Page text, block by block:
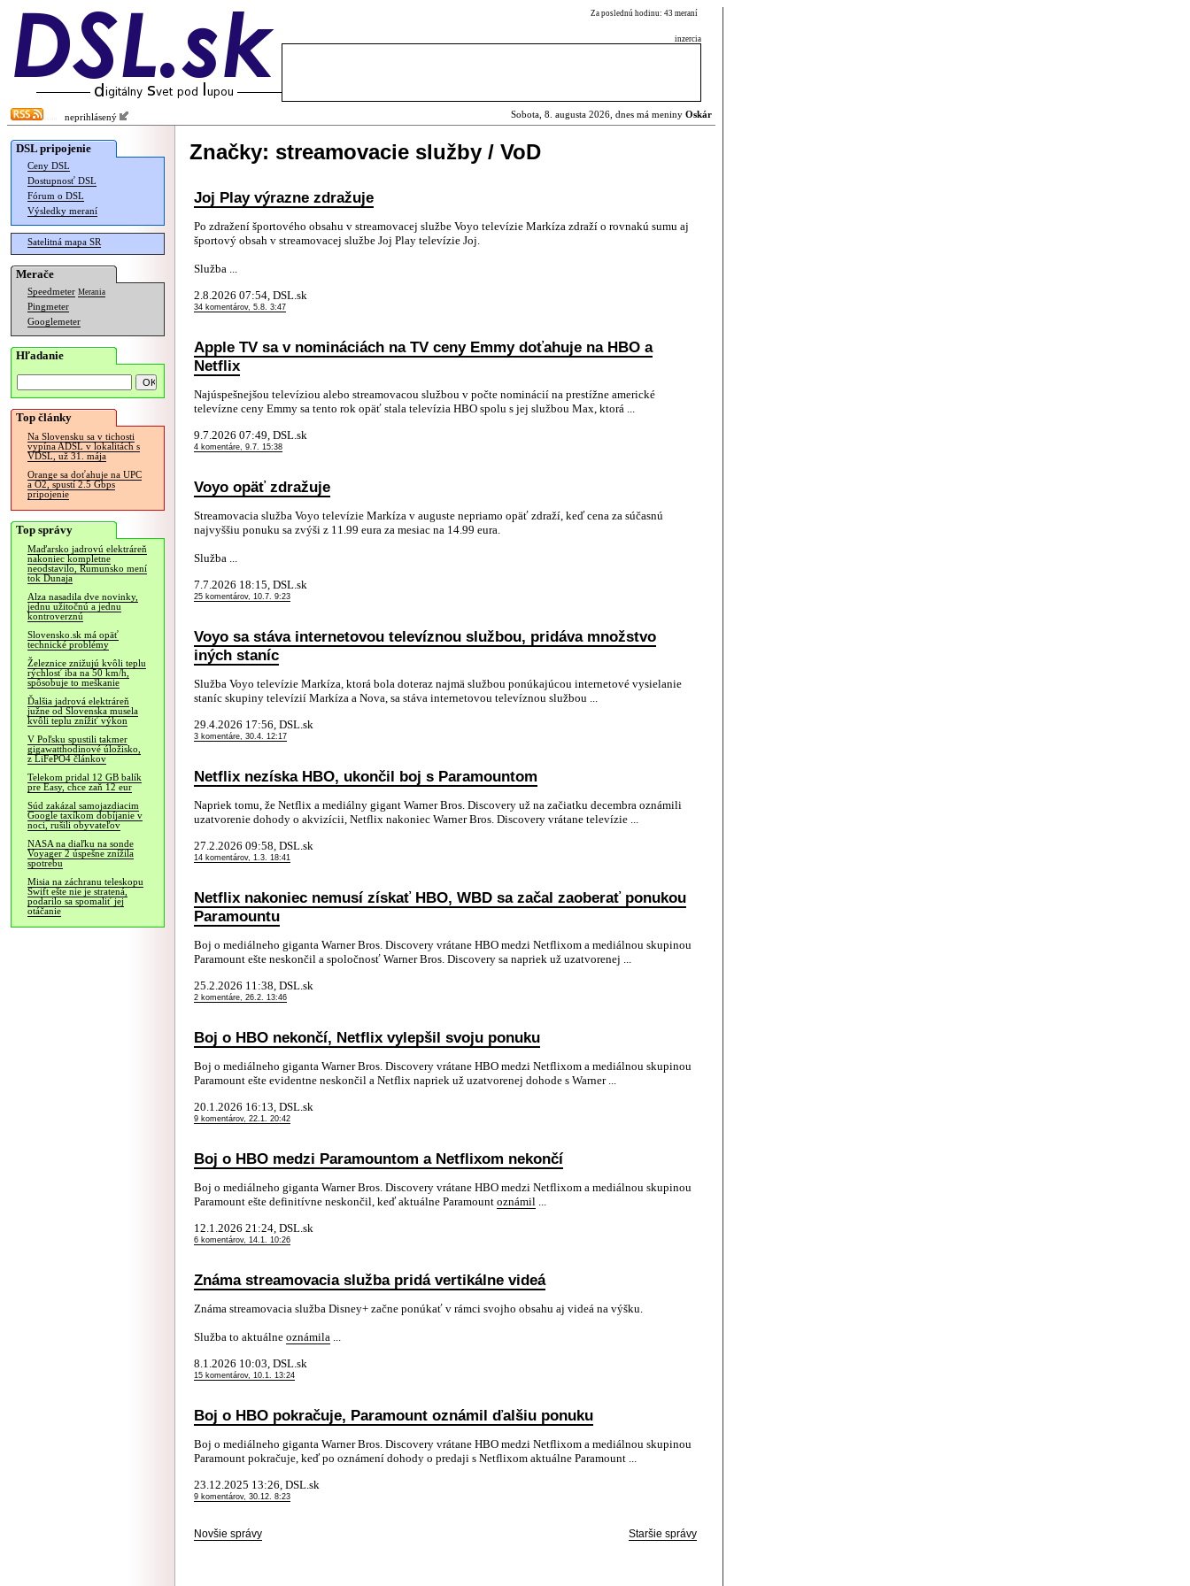
Za poslednú hodinu: 43 meraní
inzercia
neprihlásený Sobota, 8. augusta 2026, dnes má meniny Oskár
DSL pripojenie
Ceny DSL
Dostupnosť DSL
Fórum o DSL
Výsledky meraní
Satelitná mapa SR
Merače
Speedmeter Merania
Pingmeter
Googlemeter
Hľadanie
Top články
Na Slovensku sa v tichosti
vypína ADSL v lokalitách s
VDSL, už 31. mája
Orange sa doťahuje na UPC
a O2, spustí 2.5 Gbps
pripojenie
Top správy
Maďarsko jadrovú elektráreň
nakoniec kompletne
neodstavilo, Rumunsko mení
tok Dunaja
Alza nasadila dve novinky,
jednu užitočnú a jednu
kontroverznú
Slovensko.sk má opäť
technické problémy
Železnice znižujú kvôli teplu
rýchlosť iba na 50 km/h,
spôsobuje to meškanie
Ďalšia jadrová elektráreň
južne od Slovenska musela
kvôli teplu znížiť výkon
V Poľsku spustili takmer
gigawatthodinové úložisko,
z LiFePO4 článkov
Telekom pridal 12 GB balík
pre Easy, chce zaň 12 eur
Súd zakázal samojazdiacim
Google taxíkom dobíjanie v
noci, rušili obyvateľov
NASA na diaľku na sonde
Voyager 2 úspešne znížila
spotrebu
Misia na záchranu teleskopu
Swift ešte nie je stratená,
podarilo sa spomaliť jej
otáčanie
Značky: streamovacie služby / VoD
Joj Play výrazne zdražuje
Po zdražení športového obsahu v streamovacej službe Voyo televízie Markíza zdraží o rovnakú sumu aj
športový obsah v streamovacej službe Joj Play televízie Joj.
Služba ...
2.8.2026 07:54, DSL.sk
34 komentárov, 5.8. 3:47
Apple TV sa v nomináciách na TV ceny Emmy doťahuje na HBO a
Netflix
Najúspešnejšou televíziou alebo streamovacou službou v počte nominácií na prestížne americké
televízne ceny Emmy sa tento rok opäť stala televízia HBO spolu s jej službou Max, ktorá ...
9.7.2026 07:49, DSL.sk
4 komentáre, 9.7. 15:38
Voyo opäť zdražuje
Streamovacia služba Voyo televízie Markíza v auguste nepriamo opäť zdraží, keď cena za súčasnú
najvyššiu ponuku sa zvýši z 11.99 eura za mesiac na 14.99 eura.
Služba ...
7.7.2026 18:15, DSL.sk
25 komentárov, 10.7. 9:23
Voyo sa stáva internetovou televíznou službou, pridáva množstvo
iných staníc
Služba Voyo televízie Markíza, ktorá bola doteraz najmä službou ponúkajúcou internetové vysielanie
staníc skupiny televízií Markíza a Nova, sa stáva internetovou televíznou službou ...
29.4.2026 17:56, DSL.sk
3 komentáre, 30.4. 12:17
Netflix nezíska HBO, ukončil boj s Paramountom
Napriek tomu, že Netflix a mediálny gigant Warner Bros. Discovery už na začiatku decembra oznámili
uzatvorenie dohody o akvizícii, Netflix nakoniec Warner Bros. Discovery vrátane televízie ...
27.2.2026 09:58, DSL.sk
14 komentárov, 1.3. 18:41
Netflix nakoniec nemusí získať HBO, WBD sa začal zaoberať ponukou
Paramountu
Boj o mediálneho giganta Warner Bros. Discovery vrátane HBO medzi Netflixom a mediálnou skupinou
Paramount ešte neskončil a spoločnosť Warner Bros. Discovery sa napriek už uzatvorenej ...
25.2.2026 11:38, DSL.sk
2 komentáre, 26.2. 13:46
Boj o HBO nekončí, Netflix vylepšil svoju ponuku
Boj o mediálneho giganta Warner Bros. Discovery vrátane HBO medzi Netflixom a mediálnou skupinou
Paramount ešte evidentne neskončil a Netflix napriek už uzatvorenej dohode s Warner ...
20.1.2026 16:13, DSL.sk
9 komentárov, 22.1. 20:42
Boj o HBO medzi Paramountom a Netflixom nekončí
Boj o mediálneho giganta Warner Bros. Discovery vrátane HBO medzi Netflixom a mediálnou skupinou
Paramount ešte definitívne neskončil, keď aktuálne Paramount oznámil ...
12.1.2026 21:24, DSL.sk
6 komentárov, 14.1. 10:26
Známa streamovacia služba pridá vertikálne videá
Známa streamovacia služba Disney+ začne ponúkať v rámci svojho obsahu aj videá na výšku.
Služba to aktuálne oznámila ...
8.1.2026 10:03, DSL.sk
15 komentárov, 10.1. 13:24
Boj o HBO pokračuje, Paramount oznámil ďalšiu ponuku
Boj o mediálneho giganta Warner Bros. Discovery vrátane HBO medzi Netflixom a mediálnou skupinou
Paramount pokračuje, keď po oznámení dohody o predaji s Netflixom aktuálne Paramount ...
23.12.2025 13:26, DSL.sk
9 komentárov, 30.12. 8:23
Novšie správy Staršie správy